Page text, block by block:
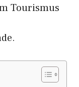
Tourismus